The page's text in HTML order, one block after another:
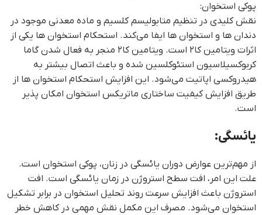
پوکی استخوان:
نقش کلیدی در تنظیم متابولیسم کلسیم و ماده معدنی موجود در
دندان ها و استخوان ها ایفا می‌کند. استحکام استخوان ها یکی از
اثرات ویتامین کا۲ است. ویتامین کا۲ منجر به فعال شدن گاما
کربوکسیلاسیون استئوکلسین شده و باعث اتصال بیشتر به
هیدروکسی اپاتیت می‌شود. این افزایش استحکام استخوان ها از
طریق افزایش کیفیت ساختاری ماتریکس استخوان امکان پذیر
است.
یائسگی:
از مهم‌ترین عوارض دوران یائسگی در زنان، پوکی استخوان است.
علت این امر، افت سطح استروژن در زمان یائسگی است. افت
استروژن باعث افزایش سرعت روند تحلیل استخوان در برابر تشکیل
استخوان می‌شود. مصرف این مکمل نقش مهمی در کاهش خطر